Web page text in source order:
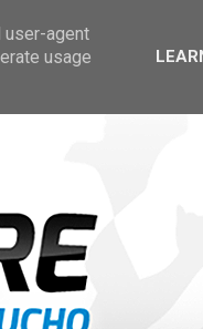
agent
usage